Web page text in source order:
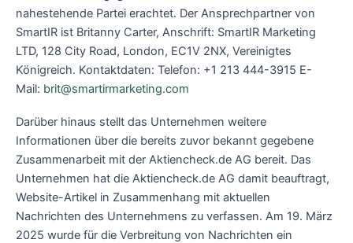
nahestehende Partei erachtet. Der Ansprechpartner von
SmartIR ist Britanny Carter, Anschrift: SmartIR Marketing
LTD, 128 City Road, London, EC1V 2NX, Vereinigtes
Königreich. Kontaktdaten: Telefon: +1 ‪213 444-3915 E-
Mail: brit@smartirmarketing.com
Darüber hinaus stellt das Unternehmen weitere
Informationen über die bereits zuvor bekannt gegebene
Zusammenarbeit mit der Aktiencheck.de AG bereit. Das
Unternehmen hat die Aktiencheck.de AG damit beauftragt,
Website-Artikel in Zusammenhang mit aktuellen
Nachrichten des Unternehmens zu verfassen. Am 19. März
2025 wurde für die Verbreitung von Nachrichten ein